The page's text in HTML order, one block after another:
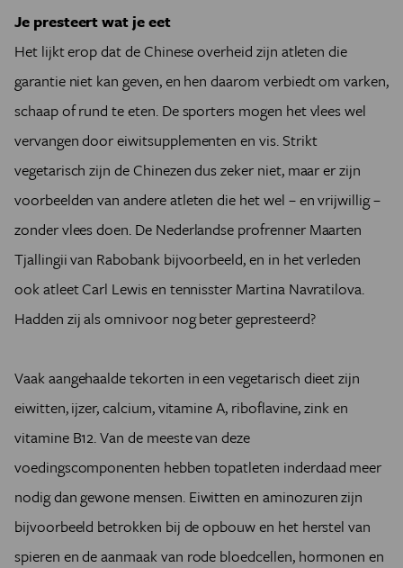
Je presteert wat je eet
Het lijkt erop dat de Chinese overheid zijn atleten die
garantie niet kan geven, en hen daarom verbiedt om varken,
schaap of rund te eten. De sporters mogen het vlees wel
vervangen door eiwitsupplementen en vis. Strikt
vegetarisch zijn de Chinezen dus zeker niet, maar er zijn
voorbeelden van andere atleten die het wel – en vrijwillig –
zonder vlees doen. De Nederlandse profrenner Maarten
Tjallingii van Rabobank bijvoorbeeld, en in het verleden
ook atleet Carl Lewis en tennisster Martina Navratilova.
Hadden zij als omnivoor nog beter gepresteerd?
Vaak aangehaalde tekorten in een vegetarisch dieet zijn
eiwitten, ijzer, calcium, vitamine A, riboflavine, zink en
vitamine B12. Van de meeste van deze
voedingscomponenten hebben topatleten inderdaad meer
nodig dan gewone mensen. Eiwitten en aminozuren zijn
bijvoorbeeld betrokken bij de opbouw en het herstel van
spieren en de aanmaak van rode bloedcellen, hormonen en